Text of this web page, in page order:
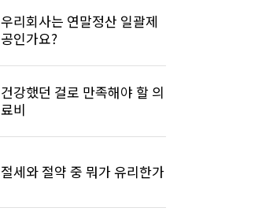
우리회사는 연말정산 일괄제
공인가요?
건강했던 걸로 만족해야 할 의
료비
절세와 절약 중 뭐가 유리한가